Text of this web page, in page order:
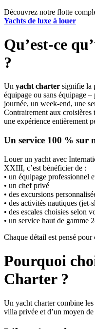
Découvrez notre flotte
Yachts de luxe à louer
Qu’est-ce
?
Un yacht charter signifie la
équipage ou sans équipage
journée, un week-end, une
Contrairement aux
une expérience entièrement
Un service 100 % sur
Louer un yacht avec
XXIII, c’est bénéficier de :
• un équipage professionnel
• un chef privé
• des excursions
• des activités nautiques
• des escales choisies selon
• un service haut de gamme
Chaque détail est pensé
Pourquoi
Charter ?
Un yacht charter combine les
villa privée et d’un moyen